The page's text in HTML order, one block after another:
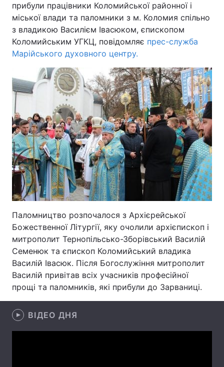
Україна Політика
Економіка Світ
Спорт Наука
Техно і зв'язок Лайт
Зброя Інциденти
Здоров'я Туризм
Цікавинки Погода
Екологія Регіони
Лонгріди
Відео з Youtube Статті
Інтерв'ю Думки
Архів Вакансії
Контакти
Послуги
прибули працівники Коломийської районної і
міської влади та паломники з м. Коломия спільно
з владикою Василієм Івасюком, єпископом
Коломийським УГКЦ, повідомляє прес-служба
Марійського духовного центру.
Паломництво розпочалося з Архієрейської
Божественної Літургії, яку очолили архієпископ і
митрополит Тернопільсько-Зборівський Василій
Семенюк та єпископ Коломийський владика
Василій Івасюк. Після Богослужіння митрополит
Василій привітав всіх учасників професійної
прощі та паломників, які прибули до Зарваниці.
ВІДЕО ДНЯ